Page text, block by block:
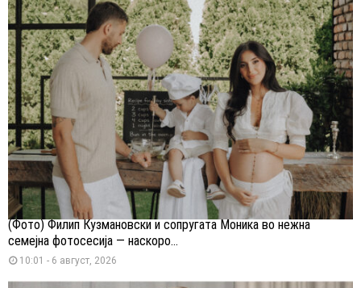
(Фото) Филип Кузмановски и сопругата Моника во нежна
семејна фотосесија — наскоро...
10:01 - 6 август, 2026